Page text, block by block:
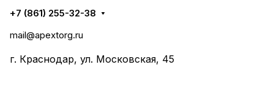
+7 (861) 255-32-38
mail@apextorg.ru
г. Краснодар, ул. Московская, 45